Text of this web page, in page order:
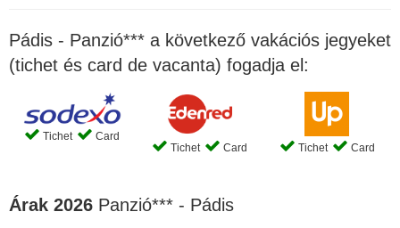
Pádis - Panzió*** a következő vakációs jegyeket
(tichet és card de vacanta) fogadja el:
Tichet
Card
Tichet
Card Tichet Card
Árak 2026 Panzió*** - Pádis